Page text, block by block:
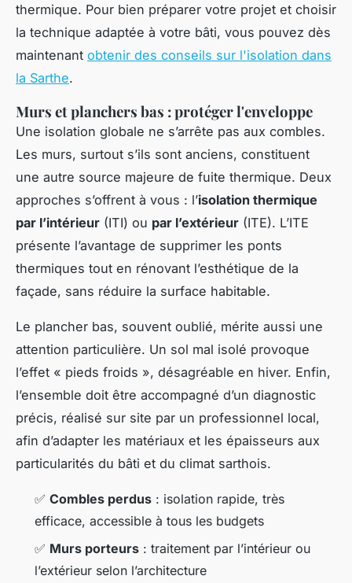
thermique. Pour bien préparer votre projet et choisir
la technique adaptée à votre bâti, vous pouvez dès
maintenant obtenir des conseils sur l'isolation dans
la Sarthe.
Murs et planchers bas : protéger l'enveloppe
Une isolation globale ne s’arrête pas aux combles.
Les murs, surtout s’ils sont anciens, constituent
une autre source majeure de fuite thermique. Deux
approches s’offrent à vous : l’isolation thermique
par l’intérieur (ITI) ou par l’extérieur (ITE). L’ITE
présente l’avantage de supprimer les ponts
thermiques tout en rénovant l’esthétique de la
façade, sans réduire la surface habitable.
Le plancher bas, souvent oublié, mérite aussi une
attention particulière. Un sol mal isolé provoque
l’effet « pieds froids », désagréable en hiver. Enfin,
l’ensemble doit être accompagné d’un diagnostic
précis, réalisé sur site par un professionnel local,
afin d’adapter les matériaux et les épaisseurs aux
particularités du bâti et du climat sarthois.
✅ Combles perdus : isolation rapide, très
efficace, accessible à tous les budgets
✅ Murs porteurs : traitement par l’intérieur ou
l’extérieur selon l’architecture